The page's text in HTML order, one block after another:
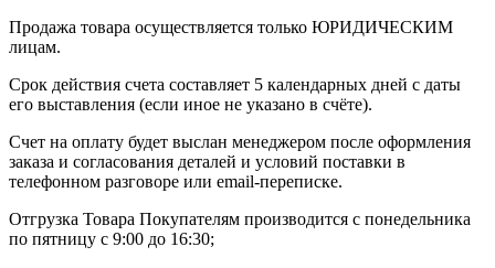
Продажа товара осуществляется только ЮРИДИЧЕСКИМ
лицам.
Срок действия счета составляет 5 календарных дней с даты
его выставления (если иное не указано в счёте).
Счет на оплату будет выслан менеджером после оформления
заказа и согласования деталей и условий поставки в
телефонном разговоре или email-переписке.
Отгрузка Товара Покупателям производится с понедельника
по пятницу с 9:00 до 16:30;